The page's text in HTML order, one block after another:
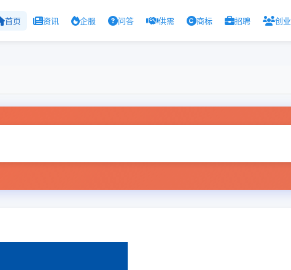
首页 资讯 企服 问答 供需 商标 招聘 创业